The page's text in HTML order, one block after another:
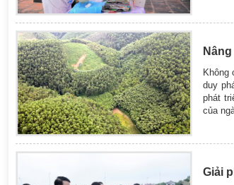
Không
duy
phát
của
Giải